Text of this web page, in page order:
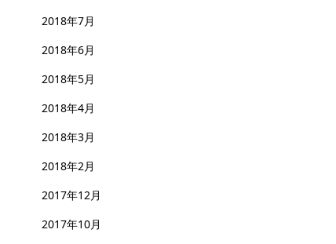
2018年7月
2018年6月
2018年5月
2018年4月
2018年3月
2018年2月
2017年12月
2017年10月